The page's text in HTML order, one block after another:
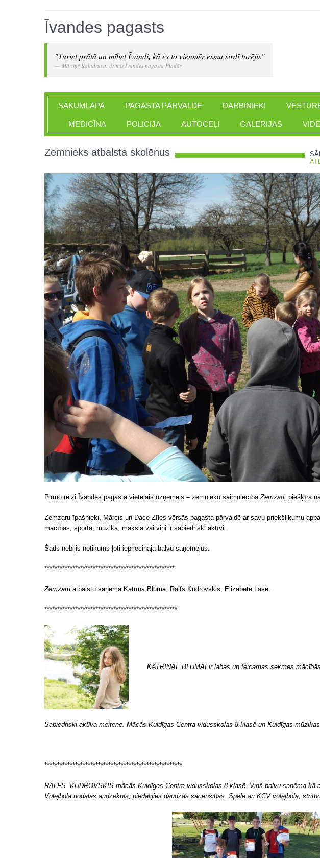
Īvandes pagasts
"Turiet prātā un mīliet Īvandi, kā es to vienmēr esmu sirdī turējis"
Mārtiņš Kalndruva, dzimis Īvandes pagasta Pladās
SĀKUMLAPA PAGASTA PĀRVALDE DARBINIEKI
MEDICĪNA POLICIJA AUTOCEĻI GALERIJAS
Zemnieks atbalsta skolēnus
Pirmo reizi Īvandes pagastā vietējais uzņēmējs – zemnieku saimniecība Zemzari, piešķīra
Zemzaru īpašnieki, Mārcis un Dace Zīles vērsās pagasta pārvaldē ar savu priekšlikumu
mācībās, sportā, mūzikā, mākslā vai viņi ir sabiedriski aktīvi.
Šāds nebijis notikums ļoti iepriecināja balvu saņēmējus.
***************************************************
Zemzaru atbalstu saņēma Katrīna Blūma, Ralfs Kudrovskis, Elizabete Lase.
****************************************************
KATRĪNAI BLŪMAI ir labas un teicamas sekmes mācībās.
Sabiedriski aktīva meitene. Mācās Kuldīgas Centra vidusskolas 8.klasē un Kuldīgas
******************************************************
RALFS KUDROVSKIS mācās Kuldīgas Centra vidusskolas 8.klasē. Viņš balvu saņēma kā
Volejbola nodaļas audzēknis, piedalījies daudzās sacensībās. Spēlē arī KCV volejbola,